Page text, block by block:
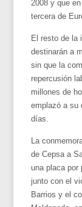
2008 y que
tercera de
El resto de la
destinarán a
sin que la
repercusión
millones de
emplazó a su
días.
La
de Cepsa a
una placa por
junto con el
Barrios y el